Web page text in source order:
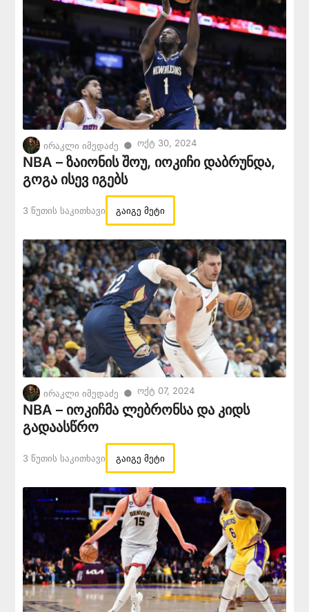
ირაკლი იმედაძე ● Ოქტ 30, 2024
NBA – ზაიონის შოუ, იოკიჩი დაბრუნდა,
გოგა ისევ იგებს
3 Წუთის Საკითხავი გაიგე მეტი
ირაკლი იმედაძე ● Ოქტ 07, 2024
NBA – იოკიჩმა ლებრონსა და კიდს
გადაასწრო
3 Წუთის Საკითხავი გაიგე მეტი